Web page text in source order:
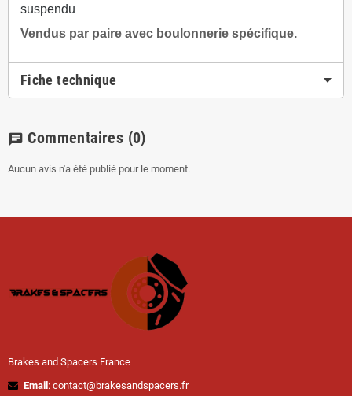
suspendu
Vendus par paire avec boulonnerie spécifique.
Fiche technique
chat Commentaires (0)
Aucun avis n'a été publié pour le moment.
Brakes and Spacers France
Email : contact@brakesandspacers.fr